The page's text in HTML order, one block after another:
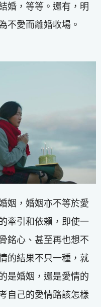
婚，等等。還有，明
不愛而離婚收場。
姻，婚姻亦不等於愛
牽引和依賴，即使一
銘心、甚至再也想不
的結果不只一種，就
是婚姻，還是愛情的
自己的愛情路該怎樣